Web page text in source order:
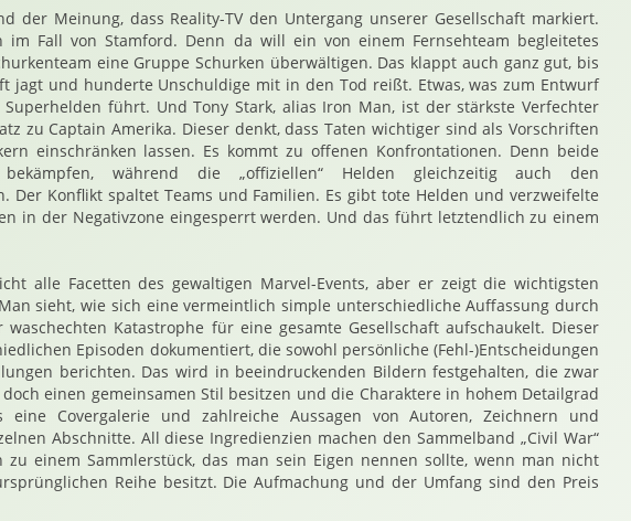
der Meinung, dass Reality-TV den Untergang unserer Gesellschaft markiert.
im Fall von Stamford. Denn da will ein von einem Fernsehteam begleitetes
eine Gruppe Schurken überwältigen. Das klappt auch ganz gut, bis
jagt und hunderte Unschuldige mit in den Tod reißt. Etwas, was zum Entwurf
führt. Und Tony Stark, alias Iron Man, ist der stärkste Verfechter
zu Captain Amerika. Dieser denkt, dass Taten wichtiger sind als Vorschriften
einschränken lassen. Es kommt zu offenen Konfrontationen. Denn beide
während die „offiziellen“ Helden gleichzeitig auch den
Der Konflikt spaltet Teams und Familien. Es gibt tote Helden und verzweifelte
in der Negativzone eingesperrt werden. Und das führt letztendlich zu einem
alle Facetten des gewaltigen Marvel-Events, aber er zeigt die wichtigsten
sieht, wie sich eine vermeintlich simple unterschiedliche Auffassung durch
Katastrophe für eine gesamte Gesellschaft aufschaukelt. Dieser
Episoden dokumentiert, die sowohl persönliche (Fehl-)Entscheidungen
berichten. Das wird in beeindruckenden Bildern festgehalten, die zwar
einen gemeinsamen Stil besitzen und die Charaktere in hohem Detailgrad
eine Covergalerie und zahlreiche Aussagen von Autoren, Zeichnern und
Abschnitte. All diese Ingredienzien machen den Sammelband „Civil War“
einem Sammlerstück, das man sein Eigen nennen sollte, wenn man nicht
Reihe besitzt. Die Aufmachung und der Umfang sind den Preis